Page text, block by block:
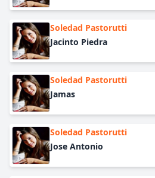
Soledad Pastorutti
Jacinto Piedra
Soledad Pastorutti
Jamas
Soledad Pastorutti
Jose Antonio